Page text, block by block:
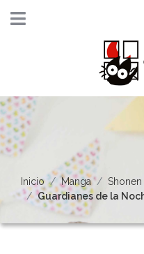
Inicio Manga
Shonen
Guardianes de la